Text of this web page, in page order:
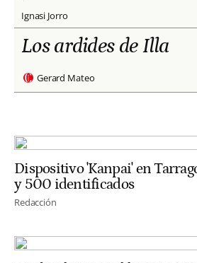
Ignasi Jorro
Los ardides de Illa
Gerard Mateo
Dispositivo 'Kanpai' en
y 500 identificados
Redacción